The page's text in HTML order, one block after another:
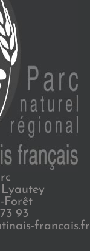
Forêt
93
francais.fr